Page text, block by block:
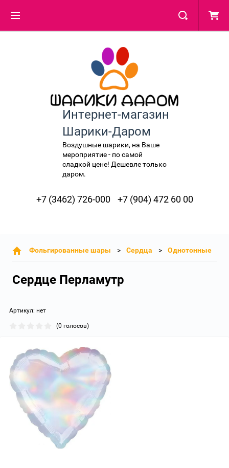
Интернет-магазин
Шарики-Даром
Воздушные шарики, на Ваше
мероприятие - по самой
сладкой цене! Дешевле только
даром.
+7 (3462) 726-000 +7 (904) 472 60 00
Фольгированные шары Сердца Однотонные
Сердце Перламутр
Артикул: нет
(0 голосов)